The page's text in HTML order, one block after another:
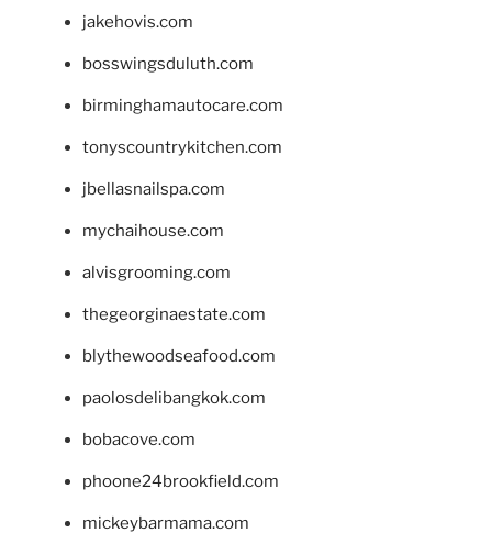
jakehovis.com
bosswingsduluth.com
birminghamautocare.com
tonyscountrykitchen.com
jbellasnailspa.com
mychaihouse.com
alvisgrooming.com
thegeorginaestate.com
blythewoodseafood.com
paolosdelibangkok.com
bobacove.com
phoone24brookfield.com
mickeybarmama.com